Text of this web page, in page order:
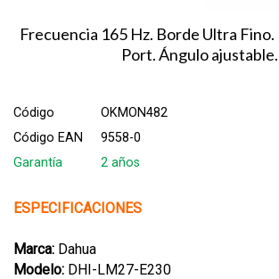
Frecuencia 165 Hz. Borde Ultra
Port. Ángulo ajustable.
Código
OKMON482
Código EAN
9558-0
Garantía
2 años
ESPECIFICACIONES
Marca: Dahua
Modelo: DHI-LM27-E230